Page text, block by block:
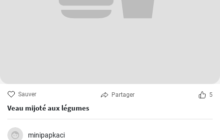
Sauver Partager 5
Veau mijoté aux légumes
minipapkaci